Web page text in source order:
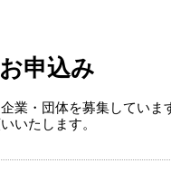
申込み
業・団体を募集していま
いたします。